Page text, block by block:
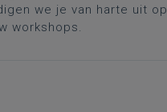
we je van harte uit op
workshops.